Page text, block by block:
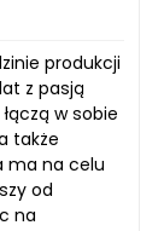
produkcji
z pasją
w sobie
także
ma na celu
od
na